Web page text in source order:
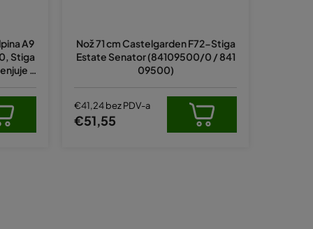
o
i
v
o
A9
Stiga
o
Nož 71 cm Castelgarden F72-Stiga
Estate Senator (84109500/0 / 841
09500)
€41,24 bez PDV-a
€51,55